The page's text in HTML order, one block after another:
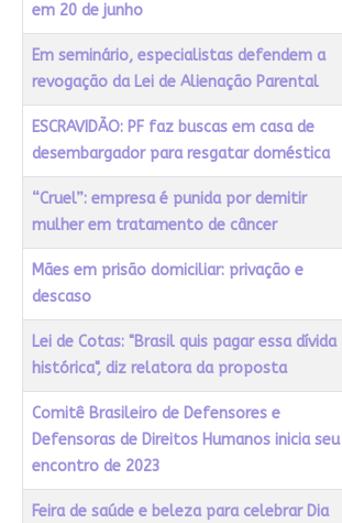
em 20 de junho
Em seminário, especialistas defendem a
revogação da Lei de Alienação Parental
ESCRAVIDÃO: PF faz buscas em casa de
desembargador para resgatar doméstica
“Cruel”: empresa é punida por demitir
mulher em tratamento de câncer
Mães em prisão domiciliar: privação e
descaso
Lei de Cotas: "Brasil quis pagar essa dívida
histórica", diz relatora da proposta
Comitê Brasileiro de Defensores e
Defensoras de Direitos Humanos inicia seu
encontro de 2023
Feira de saúde e beleza para celebrar Dia